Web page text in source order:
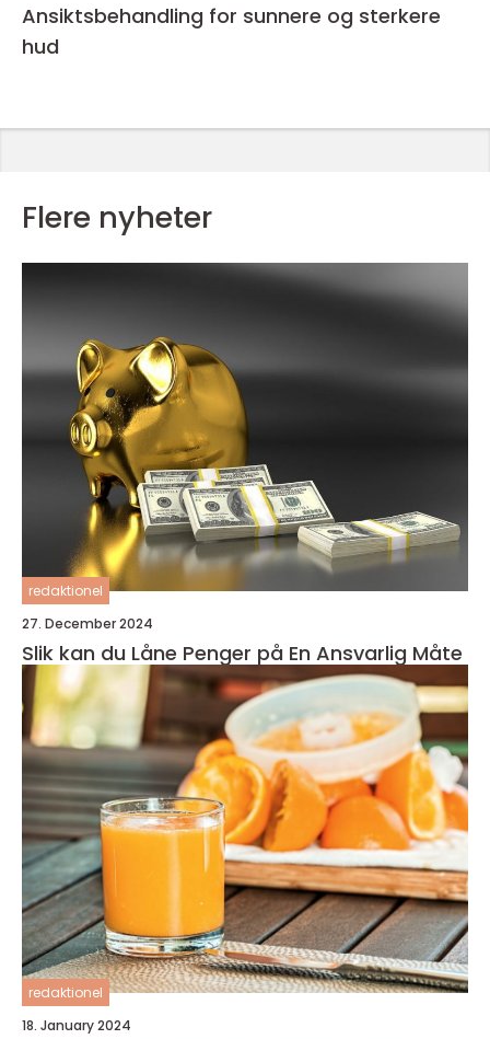
Ansiktsbehandling for sunnere og sterkere
hud
Flere nyheter
redaktionel
27. December 2024
Slik kan du Låne Penger på En Ansvarlig Måte
redaktionel
18. January 2024